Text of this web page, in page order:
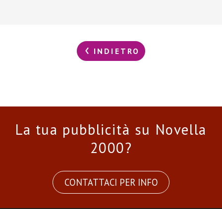
INDIETRO
La tua pubblicità su Novella
2000?
CONTATTACI PER INFO